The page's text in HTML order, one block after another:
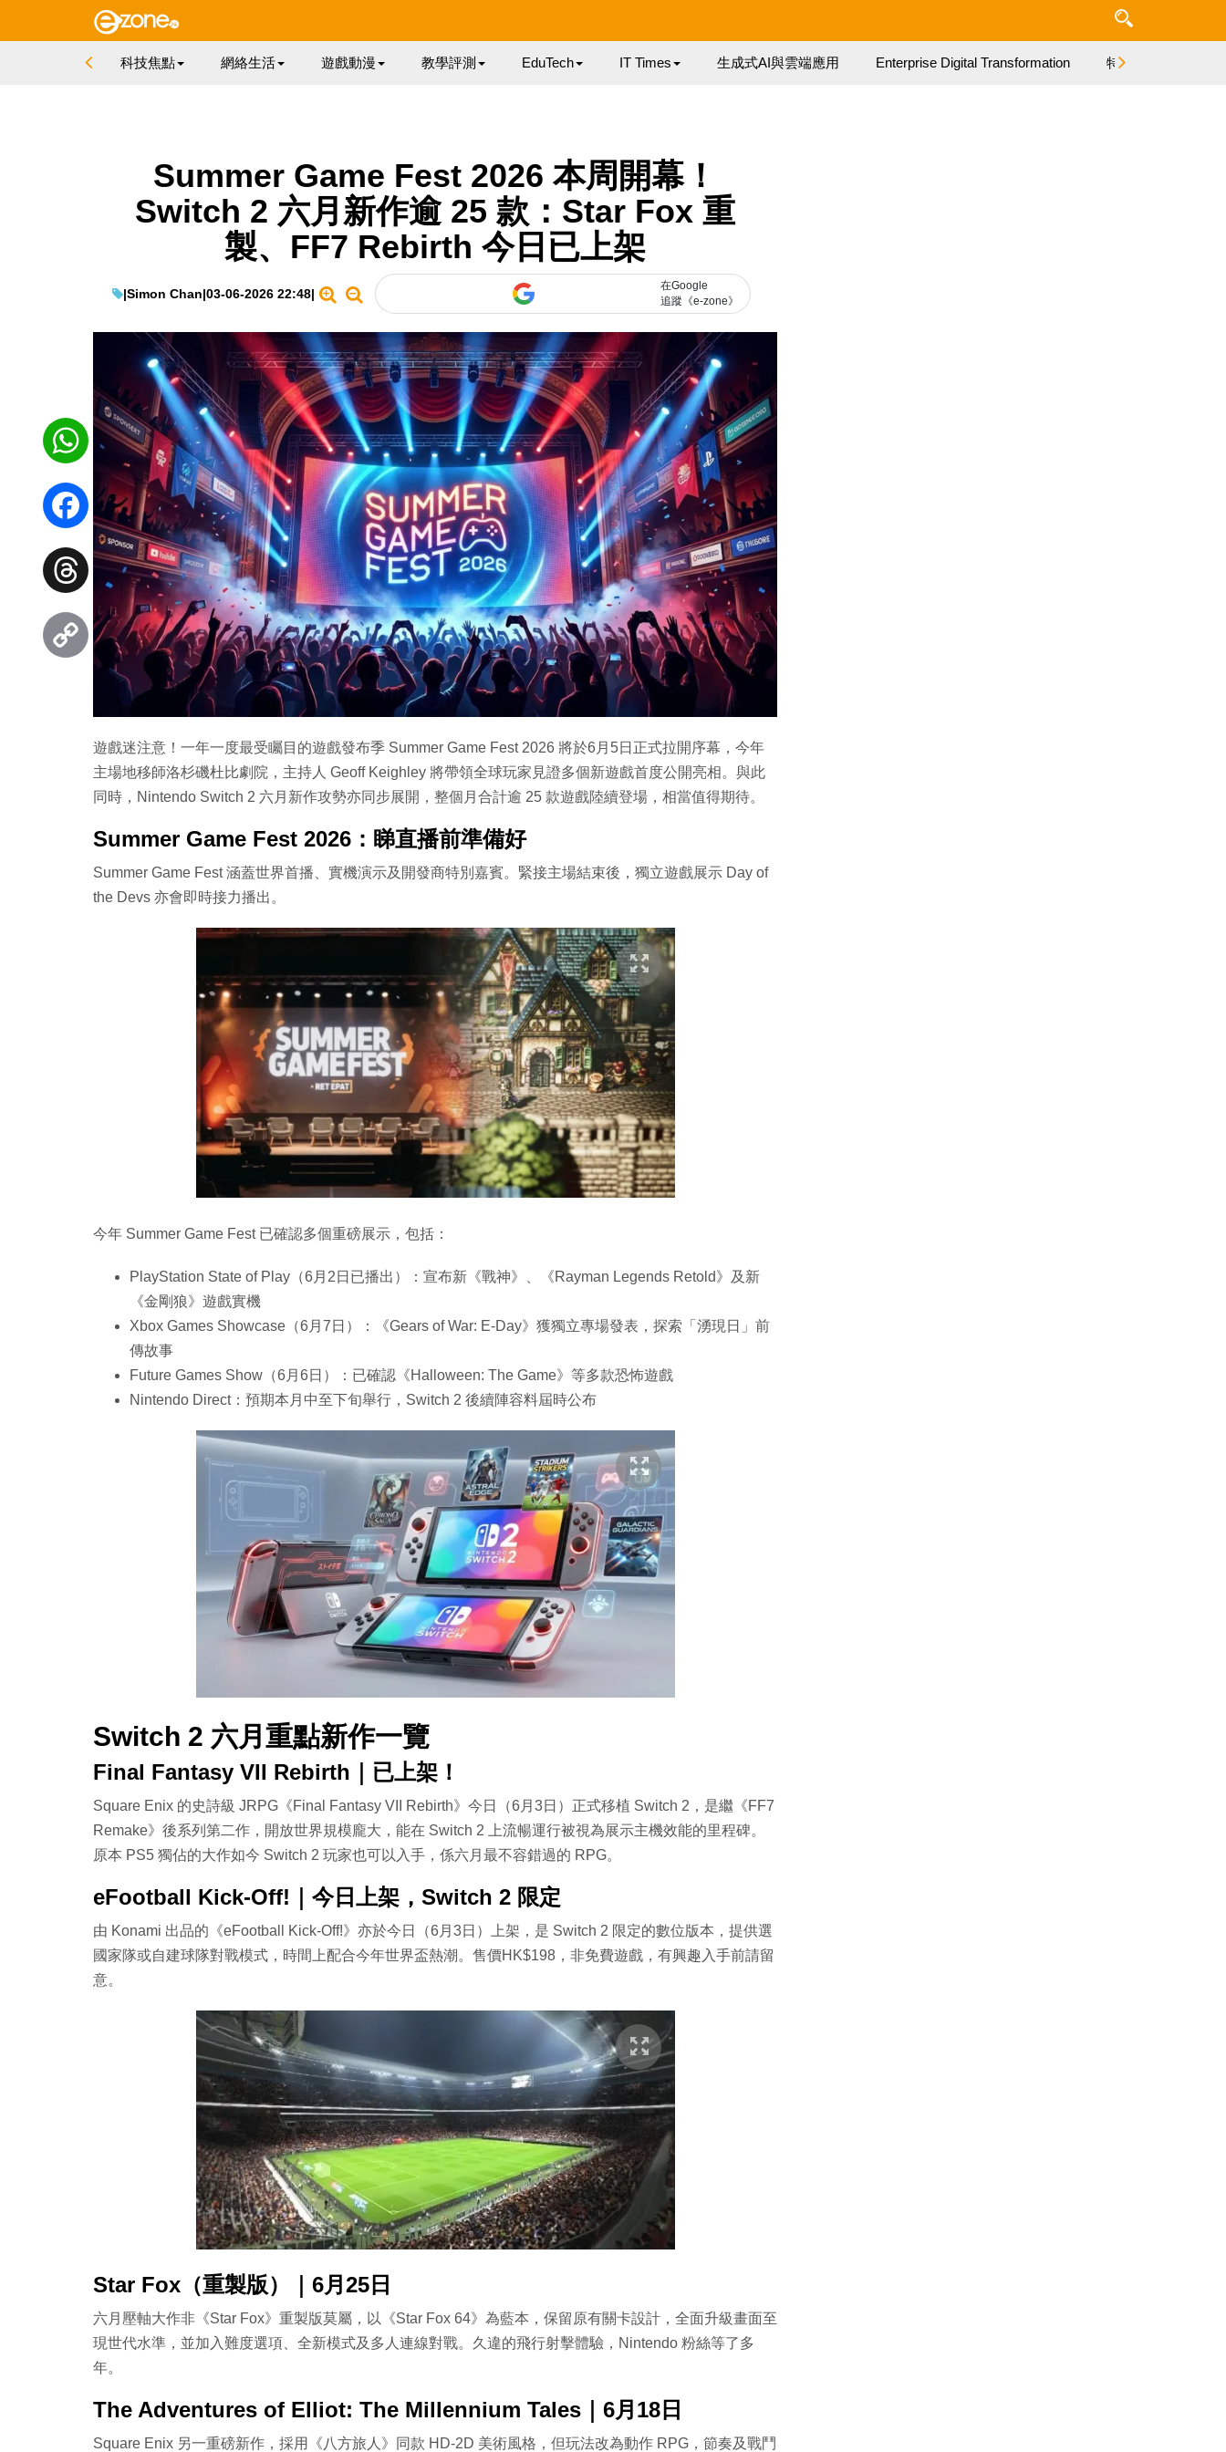
科技焦點 網絡生活 遊戲動漫 教學評測 EduTech IT Times 生成式AI與雲端應用 Enterprise Digital Transformation 特集
Summer Game Fest 2026 本周開幕！
Switch 2 六月新作逾 25 款：Star Fox 重
製、FF7 Rebirth 今日已上架
|Simon Chan|03-06-2026 22:48|
在Google
追蹤《e-zone》
遊戲迷注意！一年一度最受矚目的遊戲發布季 Summer Game Fest 2026 將於6月5日正式拉開序幕，今年
主場地移師洛杉磯杜比劇院，主持人 Geoff Keighley 將帶領全球玩家見證多個新遊戲首度公開亮相。與此
同時，Nintendo Switch 2 六月新作攻勢亦同步展開，整個月合計逾 25 款遊戲陸續登場，相當值得期待。
Summer Game Fest 2026：睇直播前準備好
Summer Game Fest 涵蓋世界首播、實機演示及開發商特別嘉賓。緊接主場結束後，獨立遊戲展示 Day of
the Devs 亦會即時接力播出。
今年 Summer Game Fest 已確認多個重磅展示，包括：
PlayStation State of Play（6月2日已播出）：宣布新《戰神》、《Rayman Legends Retold》及新
《金剛狼》遊戲實機
Xbox Games Showcase（6月7日）：《Gears of War: E-Day》獲獨立專場發表，探索「湧現日」前
傳故事
Future Games Show（6月6日）：已確認《Halloween: The Game》等多款恐怖遊戲
Nintendo Direct：預期本月中至下旬舉行，Switch 2 後續陣容料屆時公布
Switch 2 六月重點新作一覽
Final Fantasy VII Rebirth｜已上架！
Square Enix 的史詩級 JRPG《Final Fantasy VII Rebirth》今日（6月3日）正式移植 Switch 2，是繼《FF7
Remake》後系列第二作，開放世界規模龐大，能在 Switch 2 上流暢運行被視為展示主機效能的里程碑。
原本 PS5 獨佔的大作如今 Switch 2 玩家也可以入手，係六月最不容錯過的 RPG。
eFootball Kick-Off!｜今日上架，Switch 2 限定
由 Konami 出品的《eFootball Kick-Off!》亦於今日（6月3日）上架，是 Switch 2 限定的數位版本，提供選
國家隊或自建球隊對戰模式，時間上配合今年世界盃熱潮。售價HK$198，非免費遊戲，有興趣入手前請留
意。
Star Fox（重製版）｜6月25日
六月壓軸大作非《Star Fox》重製版莫屬，以《Star Fox 64》為藍本，保留原有關卡設計，全面升級畫面至
現世代水準，並加入難度選項、全新模式及多人連線對戰。久違的飛行射擊體驗，Nintendo 粉絲等了多
年。
The Adventures of Elliot: The Millennium Tales｜6月18日
Square Enix 另一重磅新作，採用《八方旅人》同款 HD-2D 美術風格，但玩法改為動作 RPG，節奏及戰鬥
WhatsApp
Facebook
Threads
Link